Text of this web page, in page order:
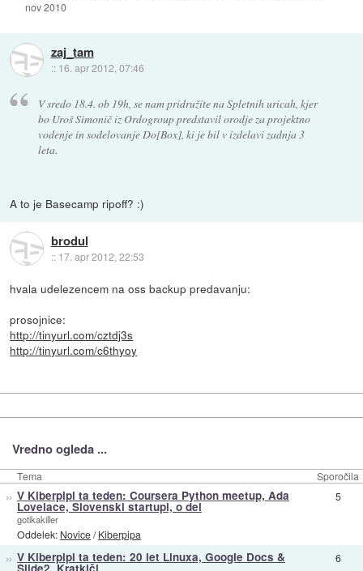
nov 2010
zaj_tam
:: 16. apr 2012, 07:46
V sredo 18.4. ob 19h, se nam pridružite na Spletnih uricah, kjer
bo Uroš Simonič iz Ordogroup predstavil orodje za projektno
vodenje in sodelovanje Do[Box], ki je bil v izdelavi zadnja 3
leta.
A to je Basecamp ripoff? :)
brodul
:: 17. apr 2012, 22:53
hvala udelezencem na oss backup predavanju:
prosojnice:
http://tinyurl.com/cztdj3s
http://tinyurl.com/c6thyoy
Vredno ogleda ...
Tema Sporočila
» V Kiberpipi ta teden: Coursera Python meetup, Ada
Lovelace, Slovenski startupi, o del
gotikakiller
Oddelek: Novice/Kiberpipa
5
» V Kiberpipi ta teden: 20 let Linuxa, Google Docs & 6